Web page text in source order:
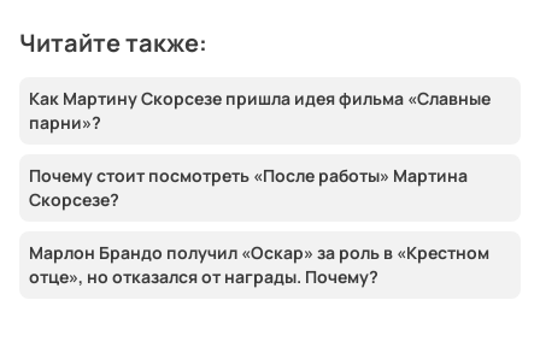
Читайте также:
Как Мартину Скорсезе пришла идея фильма «Славные
парни»?
Почему стоит посмотреть «После работы» Мартина
Скорсезе?
Марлон Брандо получил «Оскар» за роль в «Крестном
отце», но отказался от награды. Почему?